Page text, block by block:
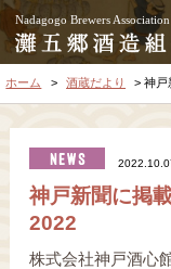
Nadagogo Brewers Association
ホーム 酒蔵だより 神戸
神戸新聞に掲
2022
株式会社神戸酒心